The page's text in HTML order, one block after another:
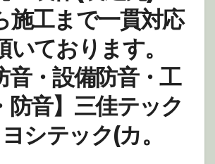
施工まで一貫対応
いております。
音・設備防音・工
音】 三佳テック
シテック(カ。